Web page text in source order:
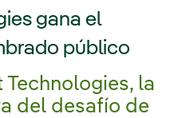
gana el
público
la
del desafío de